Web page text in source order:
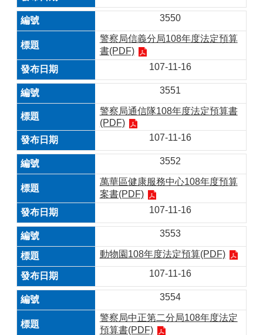
3550
警察局信義分局108年度法定預算
書(PDF)
107-11-16
3551
警察局通信隊108年度法定預算書
(PDF)
107-11-16
3552
萬華區健康服務中心108年度預算
案書(PDF)
107-11-16
3553
動物園108年度法定預算(PDF)
107-11-16
3554
警察局中正第二分局108年度法定
預算書(PDF)